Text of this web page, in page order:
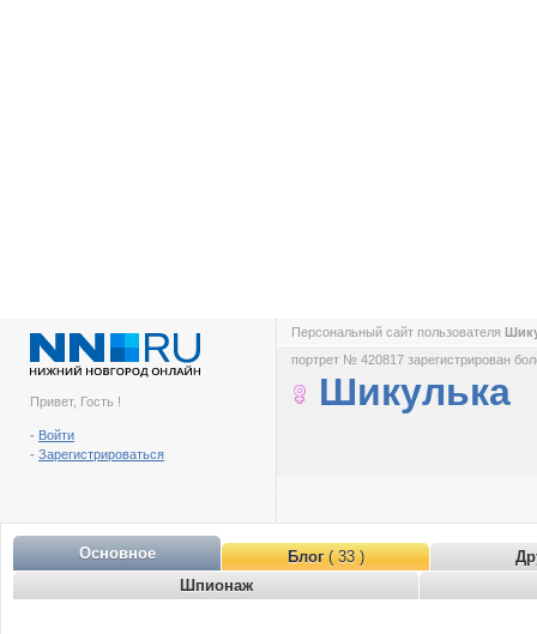
Привет, Гость !
- Войти
- Зарегистрироваться
Персональный сайт пользователя
портрет № 420817 зарегистрирован
Шикулька
Основное Блог( 33 )
Шпионаж